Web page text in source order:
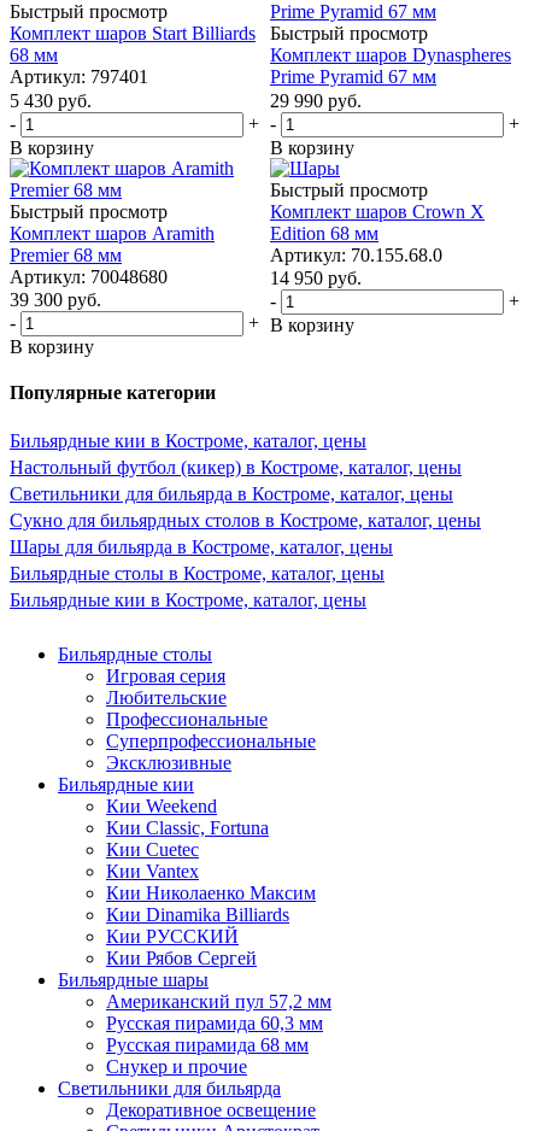
Быстрый просмотр
Комплект шаров Start Billiards
68 мм
Артикул: 797401
5 430 руб.
-
+
В корзину
Быстрый просмотр
Комплект шаров Dynaspheres
Prime Pyramid 67 мм
29 990 руб.
-
+
В корзину
Быстрый просмотр
Комплект шаров Aramith
Premier 68 мм
Артикул: 70048680
39 300 руб.
-
+
В корзину
Быстрый просмотр
Комплект шаров Сrown X
Edition 68 мм
Артикул: 70.155.68.0
14 950 руб.
-
+
В корзину
Популярные категории
Бильярдные кии в Костроме, каталог, цены
Настольный футбол (кикер) в Костроме, каталог, цены
Светильники для бильярда в Костроме, каталог, цены
Сукно для бильярдных столов в Костроме, каталог, цены
Шары для бильярда в Костроме, каталог, цены
Бильярдные столы в Костроме, каталог, цены
Бильярдные кии в Костроме, каталог, цены
Бильярдные столы
Игровая серия
Любительские
Профессиональные
Суперпрофессиональные
Эксклюзивные
Бильярдные кии
Кии Weekend
Кии Classic, Fortuna
Кии Cuetec
Кии Vantex
Кии Николаенко Максим
Кии Dinamika Billiards
Кии РУССКИЙ
Кии Рябов Сергей
Бильярдные шары
Американский пул 57,2 мм
Русская пирамида 60,3 мм
Русская пирамида 68 мм
Снукер и прочие
Светильники для бильярда
Декоративное освещение